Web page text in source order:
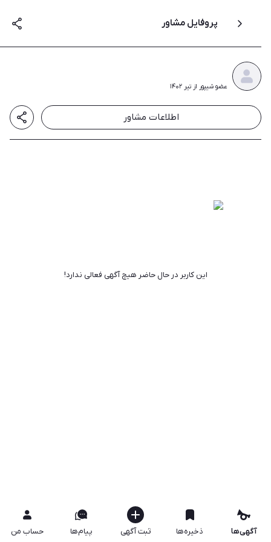
پروفایل مشاور
عضو شیپور از تیر ۱۴۰۲
اطلاعات مشاور
این کاربر در حال حاضر هیچ آگهی فعالی ندارد!
آگهی‌ها ذخیره‌ها ثبت آگهی پیام‌ها حساب من